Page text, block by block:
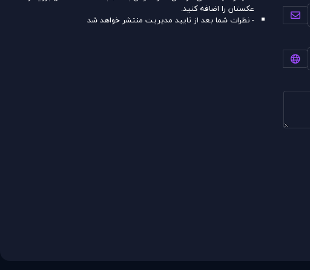
عکستان را اضافه کنید.
- نظرات شما بعد از تایید مدیریت منتشر خواهد شد